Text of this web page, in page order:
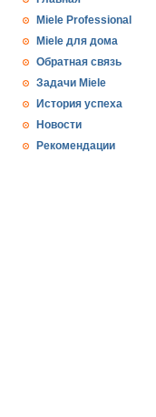
Miele Professional
Miele для дома
Обратная связь
Задачи Miele
История успеха
Новости
Рекомендации